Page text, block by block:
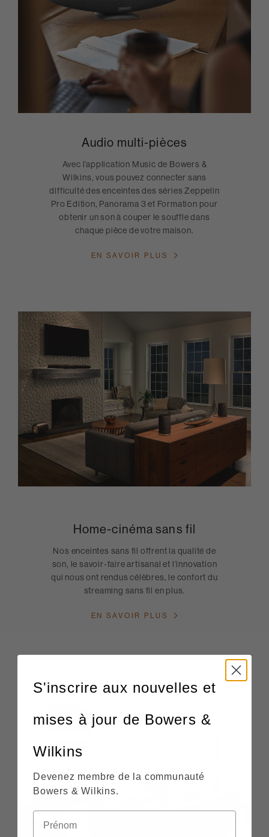
Audio multi-pièces
Avec l’application Music de Bowers &
Wilkins, vous pouvez connecter sans
difficulté des enceintes des séries Zeppelin
Pro Edition, Panorama 3 et Formation pour
obtenir un son à couper le souffle dans
chaque pièce de votre maison.
EN SAVOIR PLUS
Home-cinéma sans fil
Nos enceintes sans fil offrent la qualité de
son, le savoir-faire artisanal et l’innovation
qui nous ont rendus célèbres, le confort du
streaming sans fil en plus.
EN SAVOIR PLUS
S'inscrire aux nouvelles et
mises à jour de Bowers &
Wilkins
Devenez membre de la communauté
Bowers & Wilkins.